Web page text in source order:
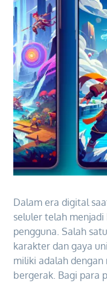
Dalam era digital
seluler telah
pengguna. Salah
karakter dan gaya
miliki adalah
bergerak. Bagi para